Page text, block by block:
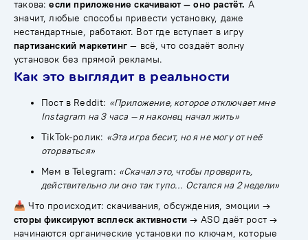
такова:если приложение скачивают — оно растёт. А
значит, любые способы привести установку, даже
нестандартные, работают. Вот где вступает в игру
партизанский маркетинг— всё, что создаёт волну
установок без прямой рекламы.
Как это выглядит в реальности
Пост в Reddit: «Приложение, которое отключает мне
Instagram на 3 часа — я наконец начал жить»
TikTok-ролик: «Эта игра бесит, но я не могу от неё
оторваться»
Мем в Telegram: «Скачал это, чтобы проверить,
действительно ли оно так тупо… Остался на 2 недели»
📥 Что происходит: скачивания, обсуждения, эмоции →
сторы фиксируют всплеск активности → ASO даёт рост →
начинаются органические установки по ключам, которые